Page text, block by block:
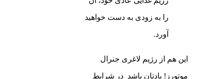
را به زودی به دست خواهید
آورد.
این هم از رژیم لاغری جنرال
موتورز! یادتان باشد در شرایط